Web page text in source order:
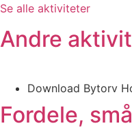
Se alle aktiviteter
Andre
Download Bytorv
Fordele,